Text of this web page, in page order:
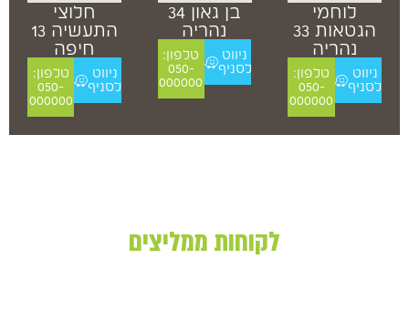
לוחמי
הגטאות 33
נהריה
ניווט
לסניף
טלפון:
050-
000000
בן גאון 34
נהריה
ניווט
לסניף
טלפון:
050-
000000
חלוצי
התעשיה 13
חיפה
ניווט
לסניף
טלפון:
050-
000000
לקוחות ממליצים